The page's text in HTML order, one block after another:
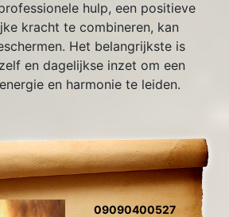
hulp, een positieve
kracht te combineren, kan
Het belangrijkste is
en dagelijkse inzet om een
en harmonie te leiden.
09090400527